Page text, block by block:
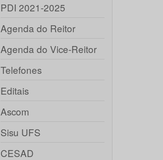
PDI 2021-2025
Agenda do Reitor
Agenda do Vice-Reitor
Telefones
Editais
Ascom
Sisu UFS
CESAD